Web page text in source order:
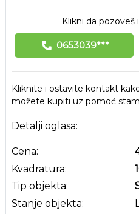
Klikni da pozoveš
0653039***
Kliknite i ostavite kontakt
možete kupiti uz pomoć
Detalji oglasa:
Cena:
Kvadratura:
Tip objekta:
Stanje objekta: